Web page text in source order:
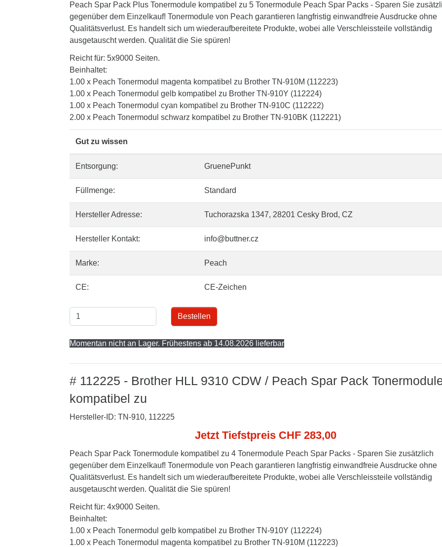
Peach Spar Pack Plus Tonermodule kompatibel zu 5 Tonermodule Peach Spar Packs - Sparen Sie
gegenüber dem Einzelkauf! Tonermodule von Peach garantieren langfristig einwandfreie Ausdrucke ohne
Qualitätsverlust. Es handelt sich um wiederaufbereitete Produkte, wobei alle Verschleissteile vollständig
ausgetauscht werden. Qualität die Sie spüren!
Reicht für: 5x9000 Seiten.
Beinhaltet:
1.00 x Peach Tonermodul magenta kompatibel zu Brother TN-910M (112223)
1.00 x Peach Tonermodul gelb kompatibel zu Brother TN-910Y (112224)
1.00 x Peach Tonermodul cyan kompatibel zu Brother TN-910C (112222)
2.00 x Peach Tonermodul schwarz kompatibel zu Brother TN-910BK (112221)
Gut zu wissen
Entsorgung: GruenePunkt
Füllmenge: Standard
Hersteller Adresse: Tuchorazska 1347, 28201 Cesky Brod, CZ
Hersteller Kontakt: info@buttner.cz
Marke: Peach
CE: CE-Zeichen
Bestellen
Momentan nicht an Lager. Frühestens ab 14.08.2026 lieferbar
# 112225 - Brother HLL 9310 CDW / Peach Spar Pack
kompatibel zu
Hersteller-ID: TN-910, 112225
Jetzt Tiefstpreis CHF 283,00
Peach Spar Pack Tonermodule kompatibel zu 4 Tonermodule Peach Spar Packs - Sparen Sie zusätzlich
gegenüber dem Einzelkauf! Tonermodule von Peach garantieren langfristig einwandfreie Ausdrucke ohne
Qualitätsverlust. Es handelt sich um wiederaufbereitete Produkte, wobei alle Verschleissteile vollständig
ausgetauscht werden. Qualität die Sie spüren!
Reicht für: 4x9000 Seiten.
Beinhaltet:
1.00 x Peach Tonermodul gelb kompatibel zu Brother TN-910Y (112224)
1.00 x Peach Tonermodul magenta kompatibel zu Brother TN-910M (112223)